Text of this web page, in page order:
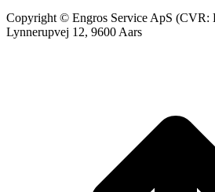
Copyright © Engros Service ApS (CVR:
Lynnerupvej 12, 9600 Aars